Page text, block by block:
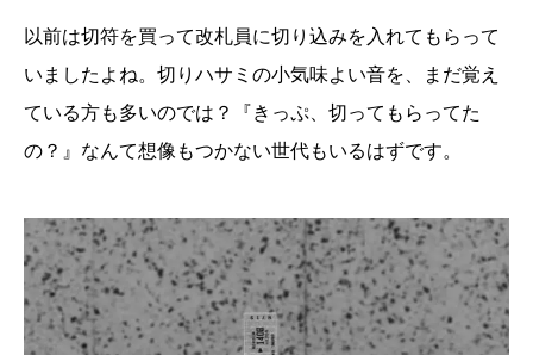
以前は切符を買って改札員に切り込みを入れてもらって
いましたよね。切りハサミの小気味よい音を、まだ覚え
ている方も多いのでは？『きっぷ、切ってもらってた
の？』なんて想像もつかない世代もいるはずです。